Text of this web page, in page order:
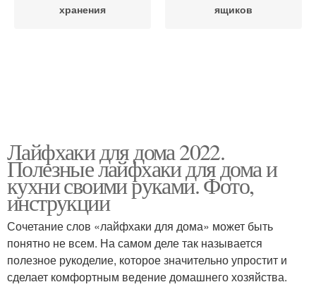
хранения
ящиков
Лайфхаки для дома 2022.
Полезные лайфхаки для дома и
кухни своими руками. Фото,
инструкции
Сочетание слов «лайфхаки для дома» может быть
понятно не всем. На самом деле так называется
полезное рукоделие, которое значительно упростит и
сделает комфортным ведение домашнего хозяйства.